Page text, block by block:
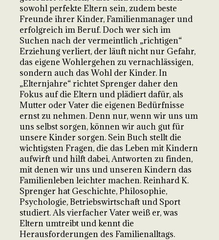
sowohl perfekte Eltern sein, zudem beste
Freunde ihrer Kinder, Familienmanager und
erfolgreich im Beruf. Doch wer sich im
Suchen nach der vermeintlich „richtigen“
Erziehung verliert, der läuft nicht nur Gefahr,
das eigene Wohlergehen zu vernachlässigen,
sondern auch das Wohl der Kinder. In
„Elternjahre“ richtet Sprenger daher den
Fokus auf die Eltern und plädiert dafür, als
Mutter oder Vater die eigenen Bedürfnisse
ernst zu nehmen. Denn nur, wenn wir uns um
uns selbst sorgen, können wir auch gut für
unsere Kinder sorgen. Sein Buch stellt die
wichtigsten Fragen, die das Leben mit Kindern
aufwirft und hilft dabei, Antworten zu finden,
mit denen wir uns und unseren Kindern das
Familienleben leichter machen. Reinhard K.
Sprenger hat Geschichte, Philosophie,
Psychologie, Betriebswirtschaft und Sport
studiert. Als vierfacher Vater weiß er, was
Eltern umtreibt und kennt die
Herausforderungen des Familienalltags.